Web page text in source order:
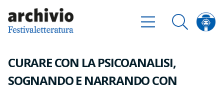
CURARE CON LA PSICOANALISI,
SOGNANDO E NARRANDO CON